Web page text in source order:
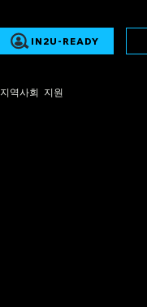
IN2U-READY
지역사회 지원